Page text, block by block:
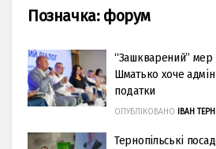
Позначка: форум
“Зашкварений”
Шматько хоче
податки
ОПУБЛІКОВАНО ІВАН
Тернопільські